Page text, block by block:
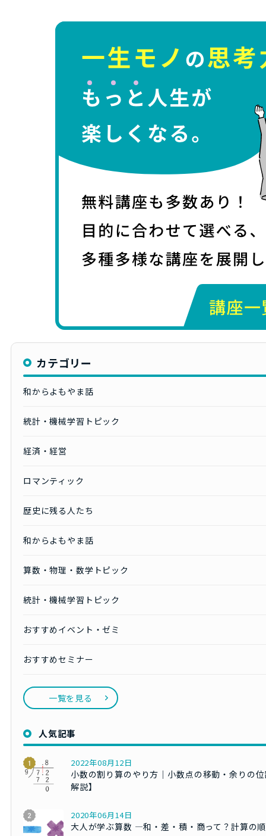
カテゴリー
和からよもやま話
統計・機械学習トピック
経済・経営
ロマンティック
歴史に残る人たち
和からよもやま話
算数・物理・数学トピック
統計・機械学習トピック
おすすめイベント・ゼミ
おすすめセミナー
一覧を見る
人気記事
2022年08月12日
小数の割り算のやり方｜小数点の移動・余りの
解説】
2020年06月14日
大人が学ぶ算数 ―和・差・積・商って？計算の